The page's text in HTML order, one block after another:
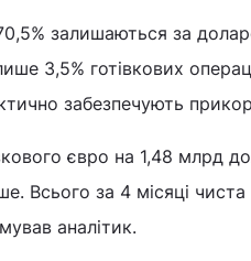
залишаються за
3,5% готівкових
забезпечують
євро на 1,48 млрд
за 4 місяці чиста
аналітик.